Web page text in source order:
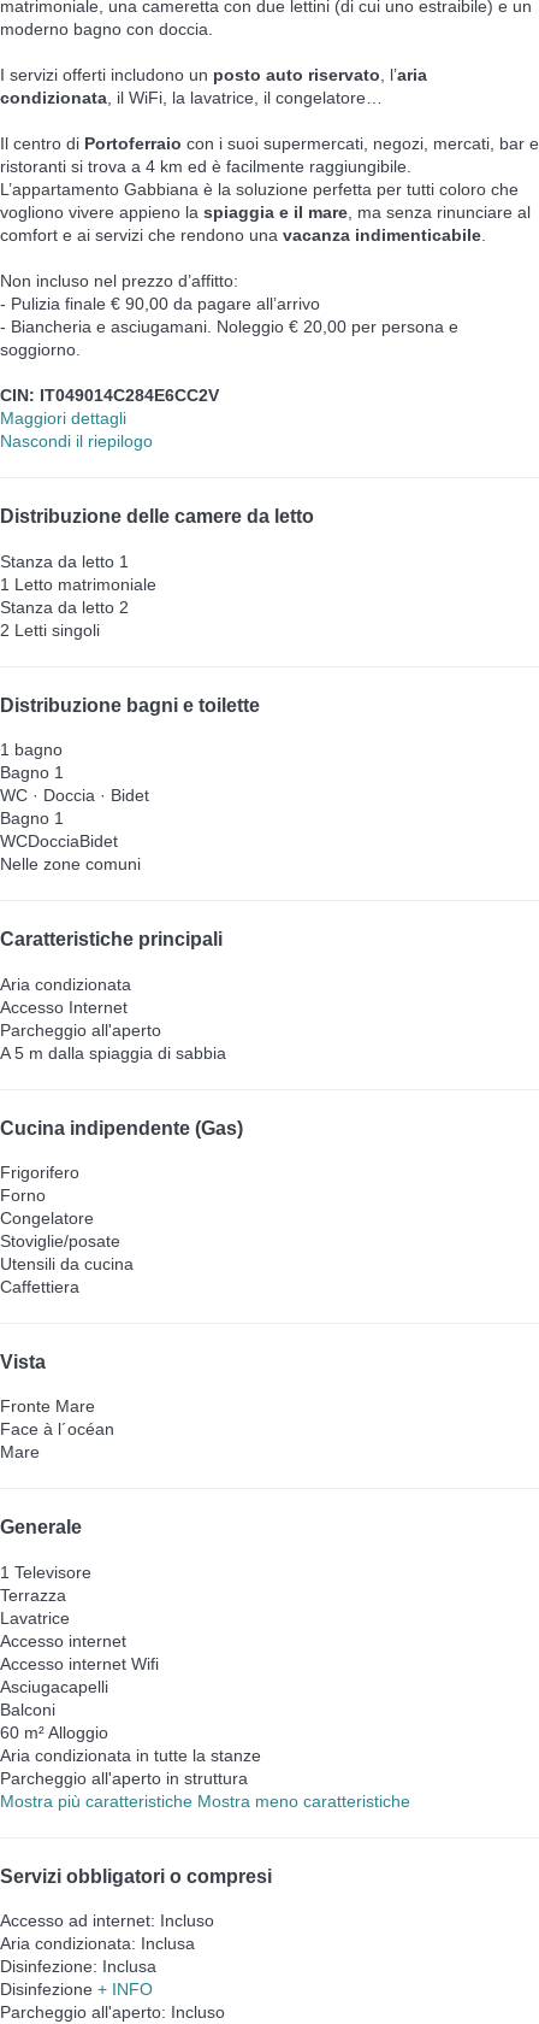
matrimoniale, una cameretta con due lettini (di cui uno estraibile) e un
moderno bagno con doccia.
I servizi offerti includono un posto auto riservato, l’aria
condizionata, il WiFi, la lavatrice, il congelatore…
Il centro di Portoferraio con i suoi supermercati, negozi, mercati, bar e
ristoranti si trova a 4 km ed è facilmente raggiungibile.
L’appartamento Gabbiana è la soluzione perfetta per tutti coloro che
vogliono vivere appieno la spiaggia e il mare, ma senza rinunciare al
comfort e ai servizi che rendono una vacanza indimenticabile.
Non incluso nel prezzo d’affitto:
- Pulizia finale € 90,00 da pagare all’arrivo
- Biancheria e asciugamani. Noleggio € 20,00 per persona e
soggiorno.
CIN: IT049014C284E6CC2V
Maggiori dettagli
Nascondi il riepilogo
Distribuzione delle camere da letto
Stanza da letto 1
1 Letto matrimoniale
Stanza da letto 2
2 Letti singoli
Distribuzione bagni e toilette
1 bagno
Bagno 1
WC · Doccia · Bidet
Bagno 1
WCDocciaBidet
Nelle zone comuni
Caratteristiche principali
Aria condizionata
Accesso Internet
Parcheggio all'aperto
A 5 m dalla spiaggia di sabbia
Cucina indipendente (Gas)
Frigorifero
Forno
Congelatore
Stoviglie/posate
Utensili da cucina
Caffettiera
Vista
Fronte Mare
Face à l´océan
Mare
Generale
1 Televisore
Terrazza
Lavatrice
Accesso internet
Accesso internet Wifi
Asciugacapelli
Balconi
60 m² Alloggio
Aria condizionata in tutte la stanze
Parcheggio all'aperto in struttura
Mostra più caratteristiche Mostra meno caratteristiche
Servizi obbligatori o compresi
Accesso ad internet: Incluso
Aria condizionata: Inclusa
Disinfezione: Inclusa
Disinfezione + INFO
Parcheggio all'aperto: Incluso